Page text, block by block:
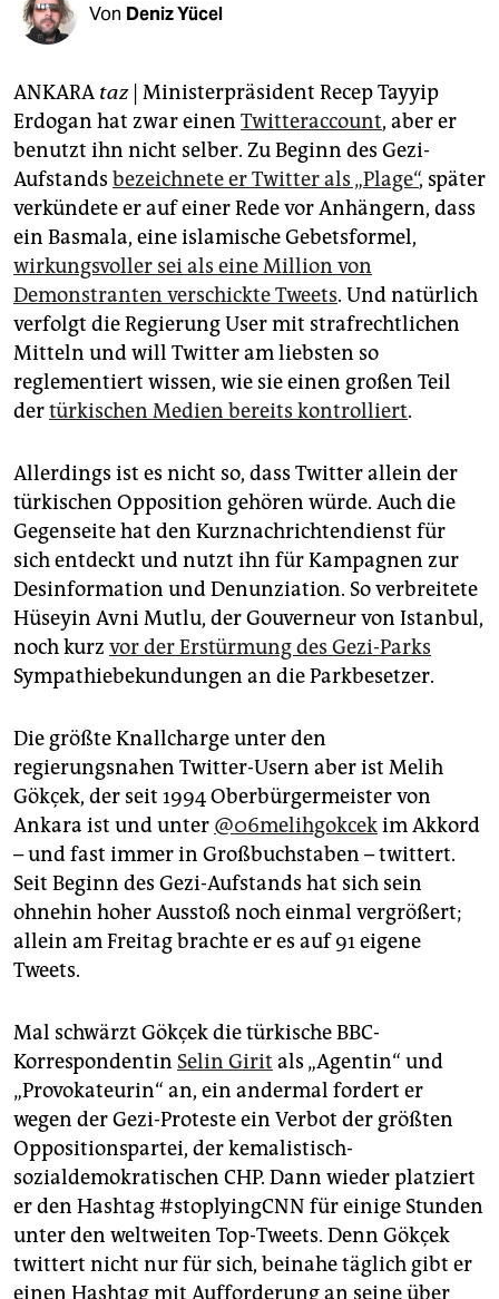
fragen & hilfe
abo
genossenschaft
epaper login
Von Deniz Yücel
ANKARA taz| Ministerpräsident Recep Tayyip
Erdogan hat zwar einen Twitteraccount, aber er
benutzt ihn nicht selber. Zu Beginn des Gezi-
Aufstands bezeichnete er Twitter als „Plage“, später
verkündete er auf einer Rede vor Anhängern, dass
ein Basmala, eine islamische Gebetsformel,
wirkungsvoller sei als eine Million von
Demonstranten verschickte Tweets. Und natürlich
verfolgt die Regierung User mit strafrechtlichen
Mitteln und will Twitter am liebsten so
reglementiert wissen, wie sie einen großen Teil
dertürkischen Medien bereits kontrolliert.
Allerdings ist es nicht so, dass Twitter allein der
türkischen Opposition gehören würde. Auch die
Gegenseite hat den Kurznachrichtendienst für
sich entdeckt und nutzt ihn für Kampagnen zur
Desinformation und Denunziation. So verbreitete
Hüseyin Avni Mutlu, der Gouverneur von Istanbul,
noch kurz vor der Erstürmung des Gezi-Parks
Sympathiebekundungen an die Parkbesetzer.
Die größte Knallcharge unter den
regierungsnahen Twitter-Usern aber ist Melih
Gökçek, der seit 1994 Oberbürgermeister von
Ankara ist und unter @06melihgokcekim Akkord
– und fast immer in Großbuchstaben – twittert.
Seit Beginn des Gezi-Aufstands hat sich sein
ohnehin hoher Ausstoß noch einmal vergrößert;
allein am Freitag brachte er es auf 91 eigene
Tweets.
Mal schwärzt Gökçek die türkische BBC-
Korrespondentin Selin Girit als „Agentin“ und
„Provokateurin“ an, ein andermal fordert er
wegen der Gezi-Proteste ein Verbot der größten
Oppositionspartei, der kemalistisch-
sozialdemokratischen CHP. Dann wieder platziert
er den Hashtag #stoplyingCNN für einige Stunden
unter den weltweiten Top-Tweets. Denn Gökçek
twittert nicht nur für sich, beinahe täglich gibt er
einen Hashtag mit Aufforderung an seine über